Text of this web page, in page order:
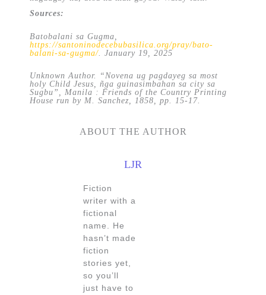
Sources:
Batobalani sa Gugma,
https://santoninodecebubasilica.org/pray/bato-
balani-sa-gugma/ . January 19, 2025
Unknown Author.
“Novena ug pagdayeg sa most
holy Child Jesus, ñga guinasimbahan sa city sa
Sugbu”, Manila : Friends of the Country Printing
House run by M. Sanchez, 1858, pp. 15-17.
ABOUT THE AUTHOR
LJR
Fiction
writer with a
fictional
name. He
hasn’t made
fiction
stories yet,
so you’ll
just have to